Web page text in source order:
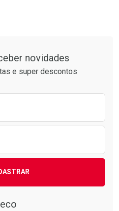
Por R$ 30,61/cada
novidades
e super descontos